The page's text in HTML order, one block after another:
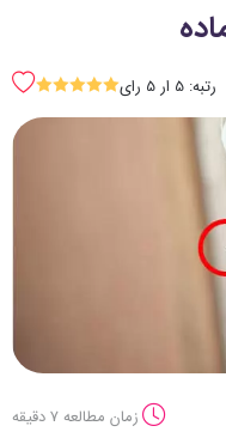
رتبه: 5 ار 5 رای SSSSS
زمان مطالعه 7 دقیقه